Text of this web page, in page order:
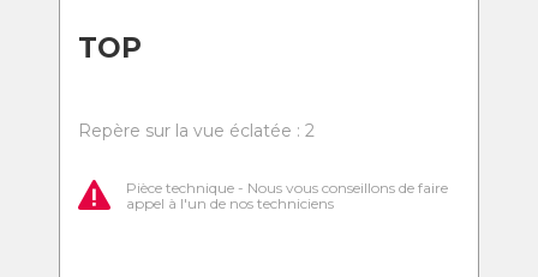
TOP
Repère sur la vue éclatée : 2
Pièce technique - Nous vous conseillons de faire
appel à l'un de nos techniciens